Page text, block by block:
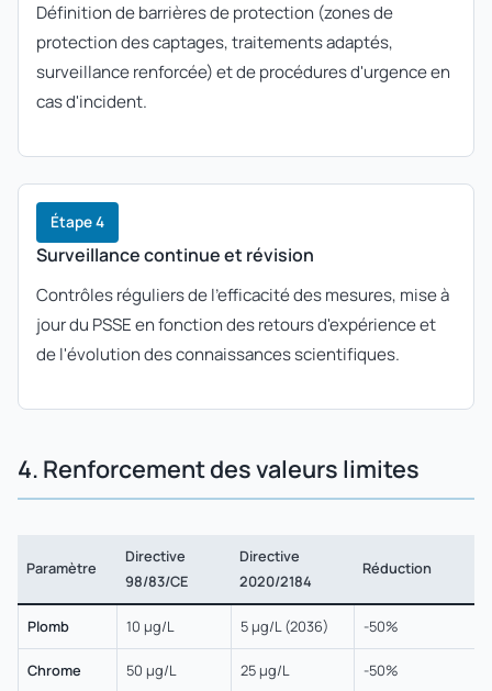
Définition de barrières de protection (zones de
protection des captages, traitements adaptés,
surveillance renforcée) et de procédures d'urgence en
cas d'incident.
Étape 4
Surveillance continue et révision
Contrôles réguliers de l'efficacité des mesures, mise à
jour du PSSE en fonction des retours d'expérience et
de l'évolution des connaissances scientifiques.
4. Renforcement des valeurs limites
Paramètre
Directive
98/83/CE
Directive
2020/2184
Réduction
Plomb 10 µg/L 5 µg/L (2036) -50%
Chrome 50 µg/L 25 µg/L -50%